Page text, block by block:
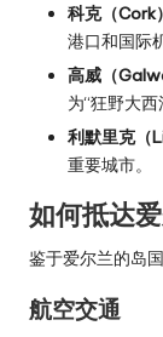
科克（Cork）
港口和国际
高威（
为“狂野大西
利默里克（
重要城市。
如何抵达
鉴于爱尔兰的岛
航空交通